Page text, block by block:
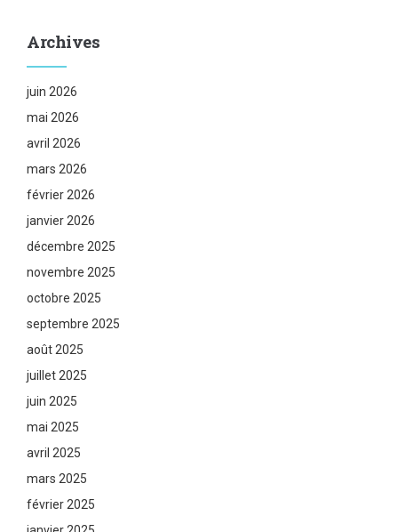
Archives
juin 2026
mai 2026
avril 2026
mars 2026
février 2026
janvier 2026
décembre 2025
novembre 2025
octobre 2025
septembre 2025
août 2025
juillet 2025
juin 2025
mai 2025
avril 2025
mars 2025
février 2025